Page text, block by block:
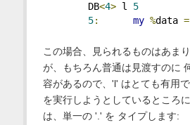
DB<4> l 5
5: my %data =
この場合、見られるものはあま
が、もちろん普通は見渡すのに
容があるので、'l' はとても有用
を実行しようとしているところ
は、単一の '.' を タイプします: